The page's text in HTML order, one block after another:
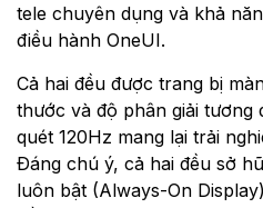
tele chuyên dụng và khả
điều hành OneUI.
Cả hai đều được trang bị
thước và độ phân giải tương
quét 120Hz mang lại trải
Đáng chú ý, cả hai đều sở
luôn bật (Always-On